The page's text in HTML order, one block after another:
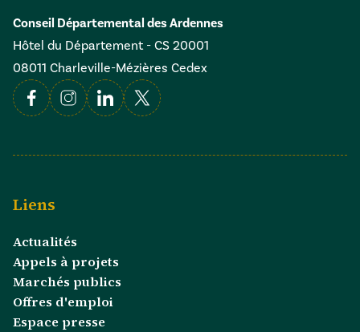
Conseil Départemental des Ardennes
Hôtel du Département - CS 20001
08011 Charleville-Mézières Cedex
FacebookInstagramLinkedin
X
Liens
Actualités
Appels à projets
Marchés publics
Offres d'emploi
Espace presse